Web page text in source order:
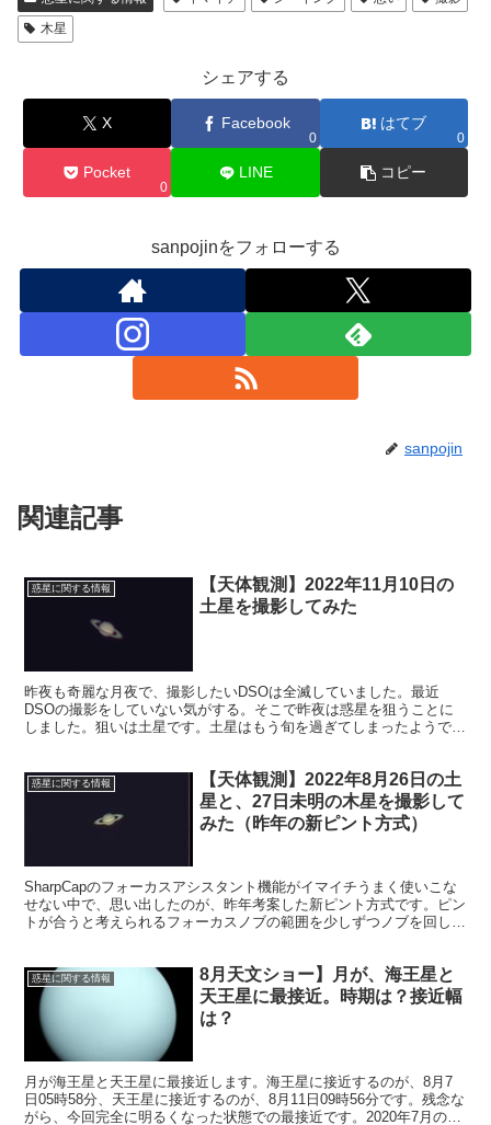
木星
シェアする
X Facebook
0
はてブ
0
Pocket
0
LINE コピー
sanpojinをフォローする
sanpojin
関連記事
惑星に関する情報
【天体観測】2022年11月10日の
土星を撮影してみた
昨夜も奇麗な月夜で、撮影したいDSOは全滅していました。最近
DSOの撮影をしていない気がする。そこで昨夜は惑星を狙うことに
しました。狙いは土星です。土星はもう旬を過ぎてしまったようです
惑星に関する情報
【天体観測】2022年8月26日の土
星と、27日未明の木星を撮影して
みた（昨年の新ピント方式）
SharpCapのフォーカスアシスタント機能がイマイチうまく使いこな
せない中で、思い出したのが、昨年考案した新ピント方式です。ピン
トが合うと考えられるフォーカスノブの範囲を少しずつノブを回し、
惑星に関する情報
8月天文ショー】月が、海王星と
天王星に最接近。時期は？接近幅
は？
月が海王星と天王星に最接近します。海王星に接近するのが、8月7
日05時58分、天王星に接近するのが、8月11日09時56分です。残念な
がら、今回完全に明るくなった状態での最接近です。2020年7月の接